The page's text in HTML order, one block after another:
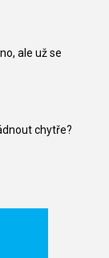
ale už se
chytře?